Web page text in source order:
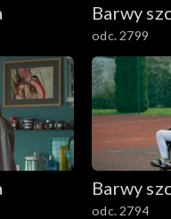
3001-3100
2901-3000
2801–2900
2701–2800
2601–2700
Barwy
odc. 2799
Barwy
odc. 2794